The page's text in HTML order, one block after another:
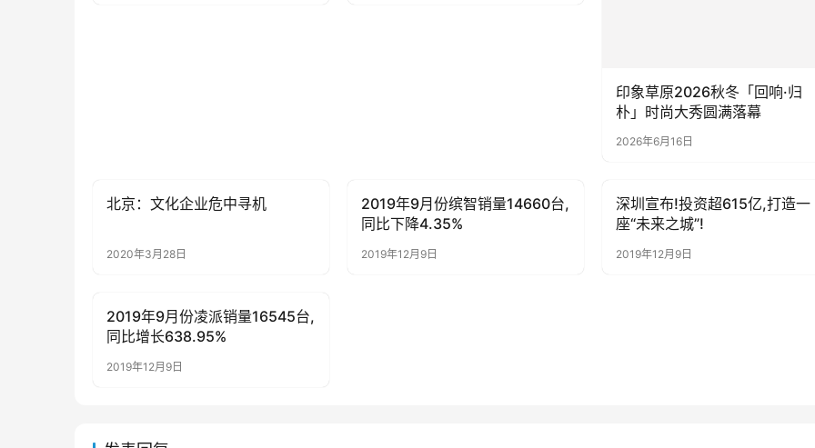
印象草原2026秋冬「回响·归
朴」时尚大秀圆满落幕
2026年6月16日
母婴亲子
北京：文化企业危中寻机
2020年3月28日
母婴亲子
2019年9月份缤智销量14660台,
同比下降4.35%
2019年12月9日
母婴亲子
深圳宣布!投资超615亿,打造一
座“未来之城”!
2019年12月9日
母婴亲子
2019年9月份凌派销量16545台,
同比增长638.95%
2019年12月9日